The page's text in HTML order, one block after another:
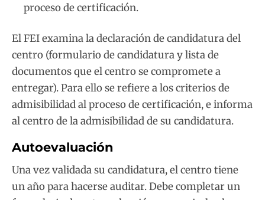
proceso de certificación.
El FEI examina la declaración de candidatura del
centro (formulario de candidatura y lista de
documentos que el centro se compromete a
entregar). Para ello se refiere a los criterios de
admisibilidad al proceso de certificación, e informa
al centro de la admisibilidad de su candidatura.
Autoevaluación
Una vez validada su candidatura, el centro tiene
un año para hacerse auditar. Debe completar un